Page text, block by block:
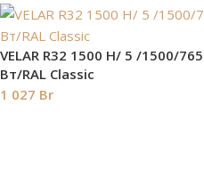
VELAR R32 1500 H/ 5 /1500/765
Вт/RAL Classic
1 027 Br